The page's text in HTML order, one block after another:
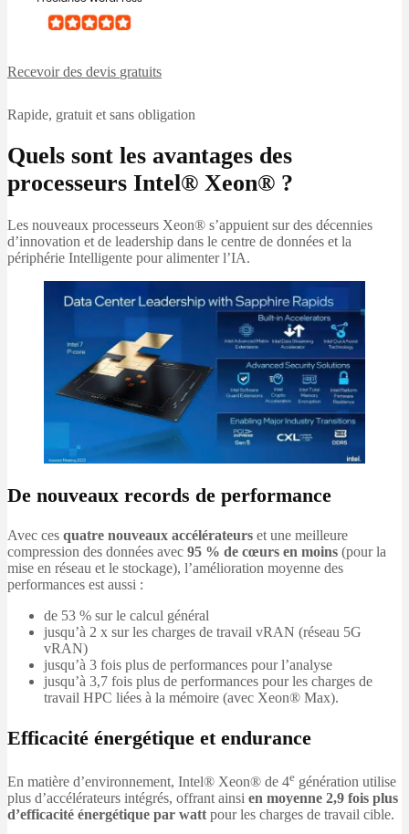
Recevoir des devis gratuits
Rapide, gratuit et sans obligation
Quels sont les avantages des
processeurs Intel® Xeon® ?
Les nouveaux processeurs Xeon® s’appuient sur des décennies
d’innovation et de leadership dans le centre de données et la
périphérie Intelligente pour alimenter l’IA.
De nouveaux records de performance
Avec ces quatre nouveaux accélérateurs et une meilleure
compression des données avec 95 % de cœurs en moins (pour la
mise en réseau et le stockage), l’amélioration moyenne des
performances est aussi :
de 53 % sur le calcul général
jusqu’à 2 x sur les charges de travail vRAN (réseau 5G
vRAN)
jusqu’à 3 fois plus de performances pour l’analyse
jusqu’à 3,7 fois plus de performances pour les charges de
travail HPC liées à la mémoire (avec Xeon® Max).
Efficacité énergétique et endurance
En matière d’environnement, Intel® Xeon® de 4e génération utilise
plus d’accélérateurs intégrés, offrant ainsi en moyenne 2,9 fois plus
d’efficacité énergétique par watt pour les charges de travail cible.